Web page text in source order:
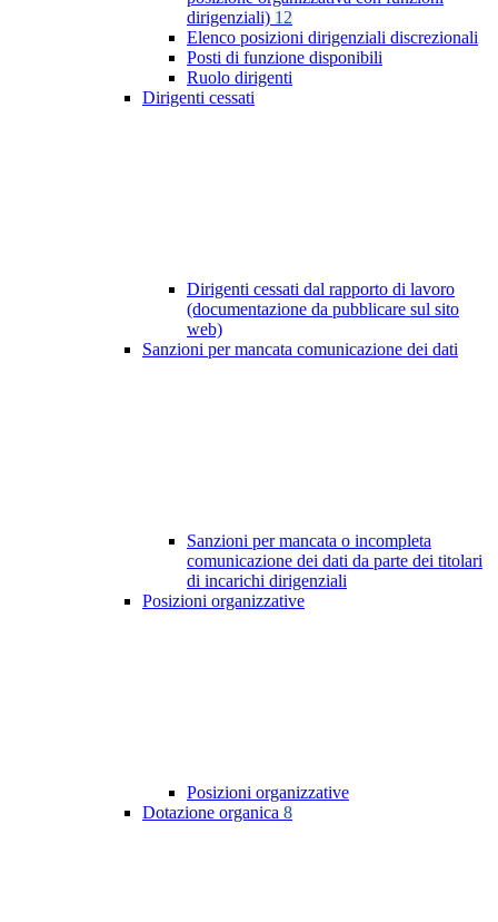
dirigenziali) 12
Elenco posizioni dirigenziali discrezionali
Posti di funzione disponibili
Ruolo dirigenti
Dirigenti cessati
Dirigenti cessati dal rapporto di lavoro
(documentazione da pubblicare sul sito
web)
Sanzioni per mancata comunicazione dei dati
Sanzioni per mancata o incompleta
comunicazione dei dati da parte dei titolari
di incarichi dirigenziali
Posizioni organizzative
Posizioni organizzative
Dotazione organica 8